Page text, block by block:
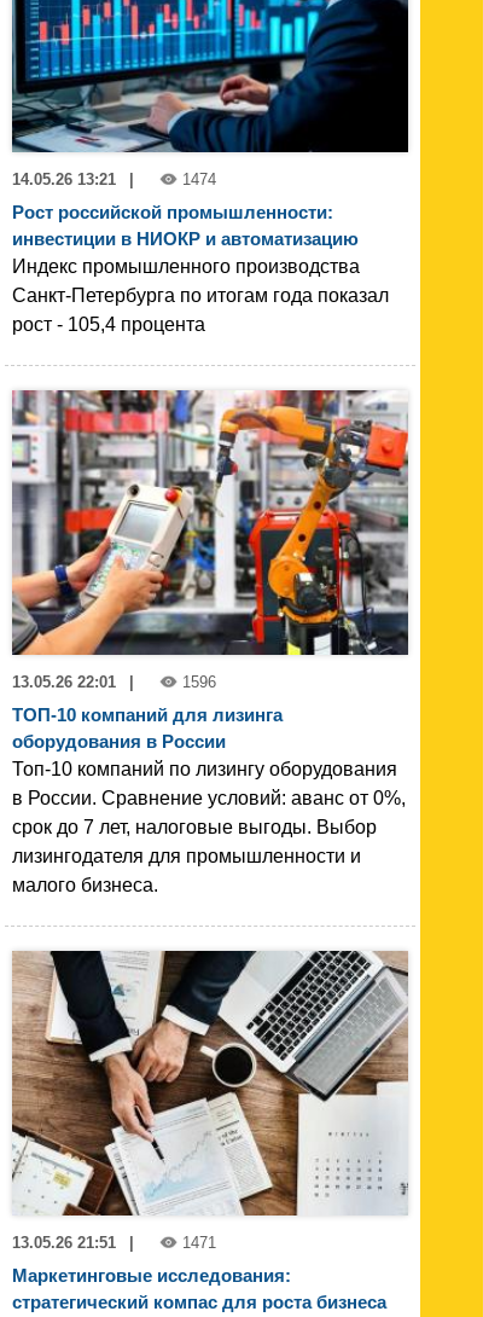
14.05.26 13:21 1474
Рост российской промышленности:
инвестиции в НИОКР и автоматизацию
Индекс промышленного производства
Санкт-Петербурга по итогам года показал
рост - 105,4 процента
13.05.26 22:01 1596
ТОП-10 компаний для лизинга
оборудования в России
Топ-10 компаний по лизингу оборудования
в России. Сравнение условий: аванс от 0%,
срок до 7 лет, налоговые выгоды. Выбор
лизингодателя для промышленности и
малого бизнеса.
13.05.26 21:51 | 1471
Маркетинговые исследования:
стратегический компас для роста бизнеса